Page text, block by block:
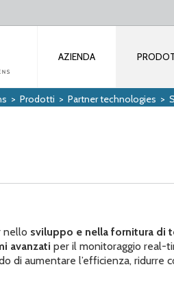
AZIENDA
> Prodotti > Partner technologies >
nello sviluppo e nella fornitura di
avanzati per il monitoraggio real-
di aumentare l’efficienza, ridurre